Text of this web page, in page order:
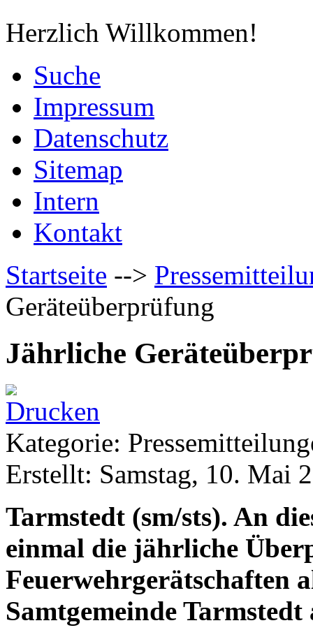
Herzlich Willkommen!
Suche
Impressum
Datenschutz
Sitemap
Intern
Kontakt
Startseite -->
Geräteüberprüfung
Jährliche
Kategorie:
Erstellt: Samstag, 10. Mai
Tarmstedt (sm/sts). An
einmal die jährliche
Feuerwehrgerätschaften
Samtgemeinde Tarmstedt